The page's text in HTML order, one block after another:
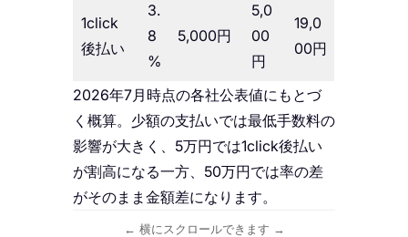
1click
後払い
3.
8
%
5,000円
5,0
00
円
19,0
00円
2026年7月時点の各社公表値にもとづ
く概算。少額の支払いでは最低手数料の
影響が大きく、5万円では1click後払い
が割高になる一方、50万円では率の差
がそのまま金額差になります。
← 横にスクロールできます →